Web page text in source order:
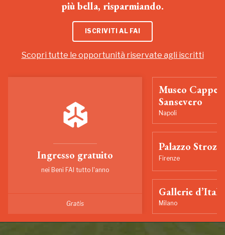
più bella, risparmiando.
ISCRIVITI AL FAI
Scopri tutte le opportunità riservate agli iscritti
Ingresso gratuito
nei Beni FAI tutto l'anno
Gratis
Museo
Sansevero
Napoli
Palazzo Strozzi
Firenze
Gallerie
Milano